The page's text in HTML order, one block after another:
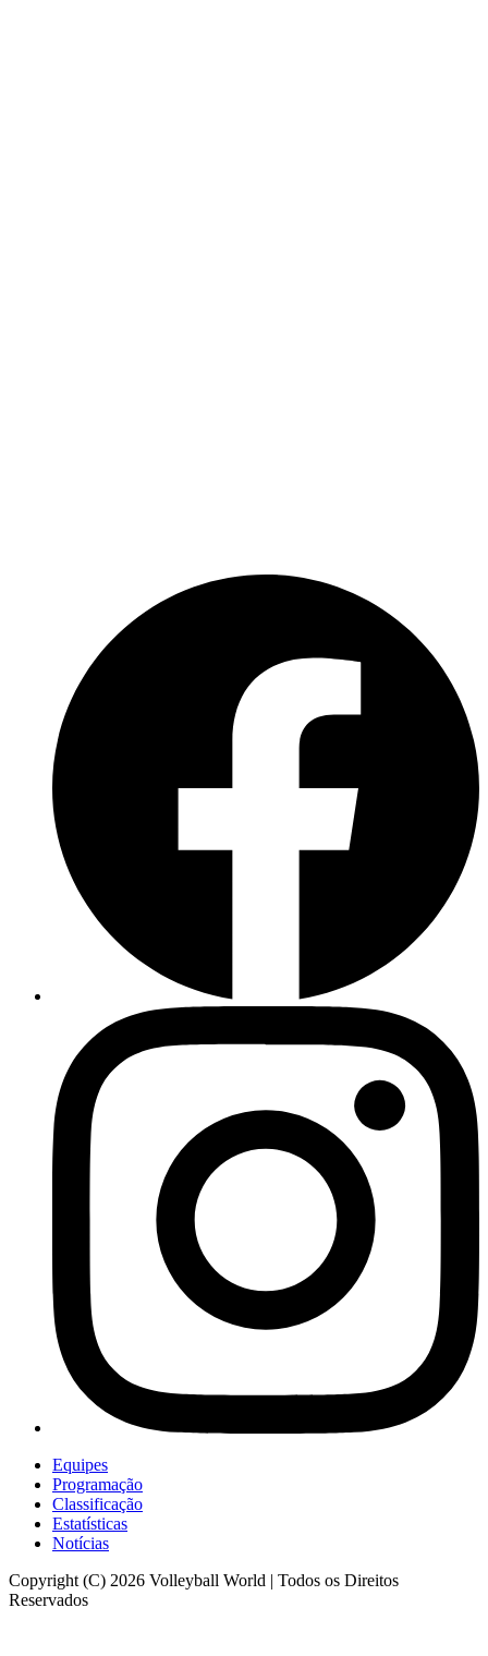
Equipes
Programação
Classificação
Estatísticas
Notícias
Copyright (C) 2026 Volleyball World | Todos os Direitos
Reservados